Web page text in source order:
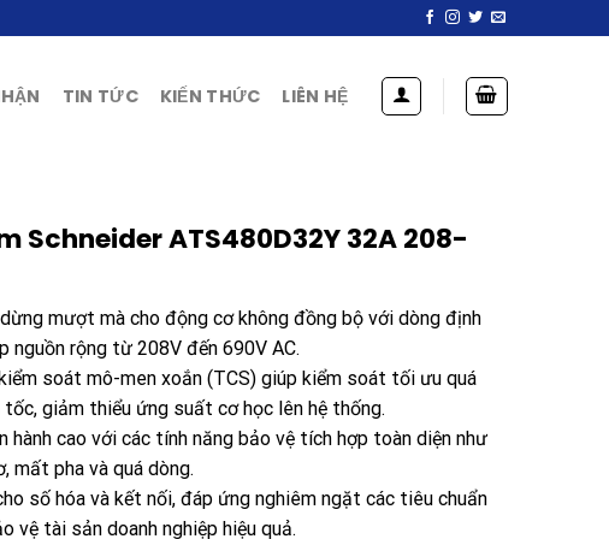
TIN TỨC KIẾN THỨC LIÊN HỆ
Schneider ATS480D32Y 32A 208-
mượt mà cho động cơ không đồng bộ với dòng định
nguồn rộng từ 208V đến 690V AC.
soát mô-men xoắn (TCS) giúp kiểm soát tối ưu quá
giảm thiểu ứng suất cơ học lên hệ thống.
hành cao với các tính năng bảo vệ tích hợp toàn diện như
mất pha và quá dòng.
số hóa và kết nối, đáp ứng nghiêm ngặt các tiêu chuẩn
vệ tài sản doanh nghiệp hiệu quả.